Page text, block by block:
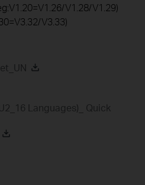
V1.28/V1.29)
V3.33)
Languages)_ Quick